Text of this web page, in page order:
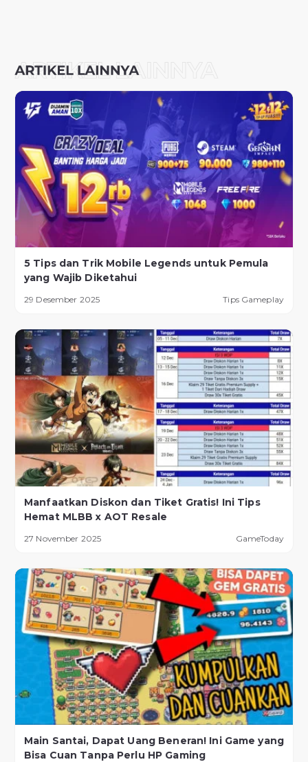
5 Tips dan Trik Mobile Legends untuk Pemula
yang Wajib Diketahui
29 Desember 2025 Tips Gameplay
Manfaatkan Diskon dan Tiket Gratis! Ini Tips
Hemat MLBB x AOT Resale
27 November 2025 GameToday
Main Santai, Dapat Uang Beneran! Ini Game yang
Bisa Cuan Tanpa Perlu HP Gaming